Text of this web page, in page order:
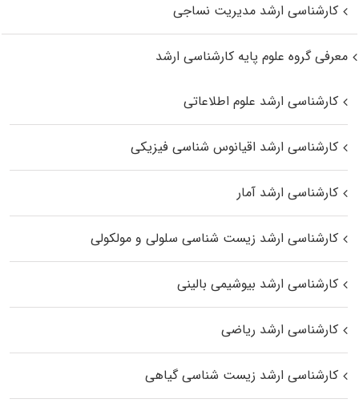
کارشناسی ارشد مدیریت نساجی
معرفی گروه علوم پایه کارشناسی ارشد
کارشناسی ارشد علوم اطلاعاتی
کارشناسی ارشد اقیانوس‌ شناسی فیزیکی
کارشناسی ارشد آمار
کارشناسی ارشد زیست شناسی سلولی و مولکولی
کارشناسی ارشد بیوشیمی بالینی
کارشناسی ارشد ریاضی
کارشناسی ارشد زیست‌ شناسی گیاهی